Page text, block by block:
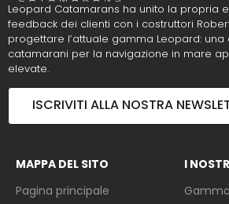
Leopard Catamarans ha unito la propria
feedback dei clienti con i costruttori
progettare l’attuale gamma Leopard: una
catamarani per la navigazione in mare
elevate.
ISCRIVITI ALLA NOSTRA
MAPPA DEL SITO
Pagina principale
I